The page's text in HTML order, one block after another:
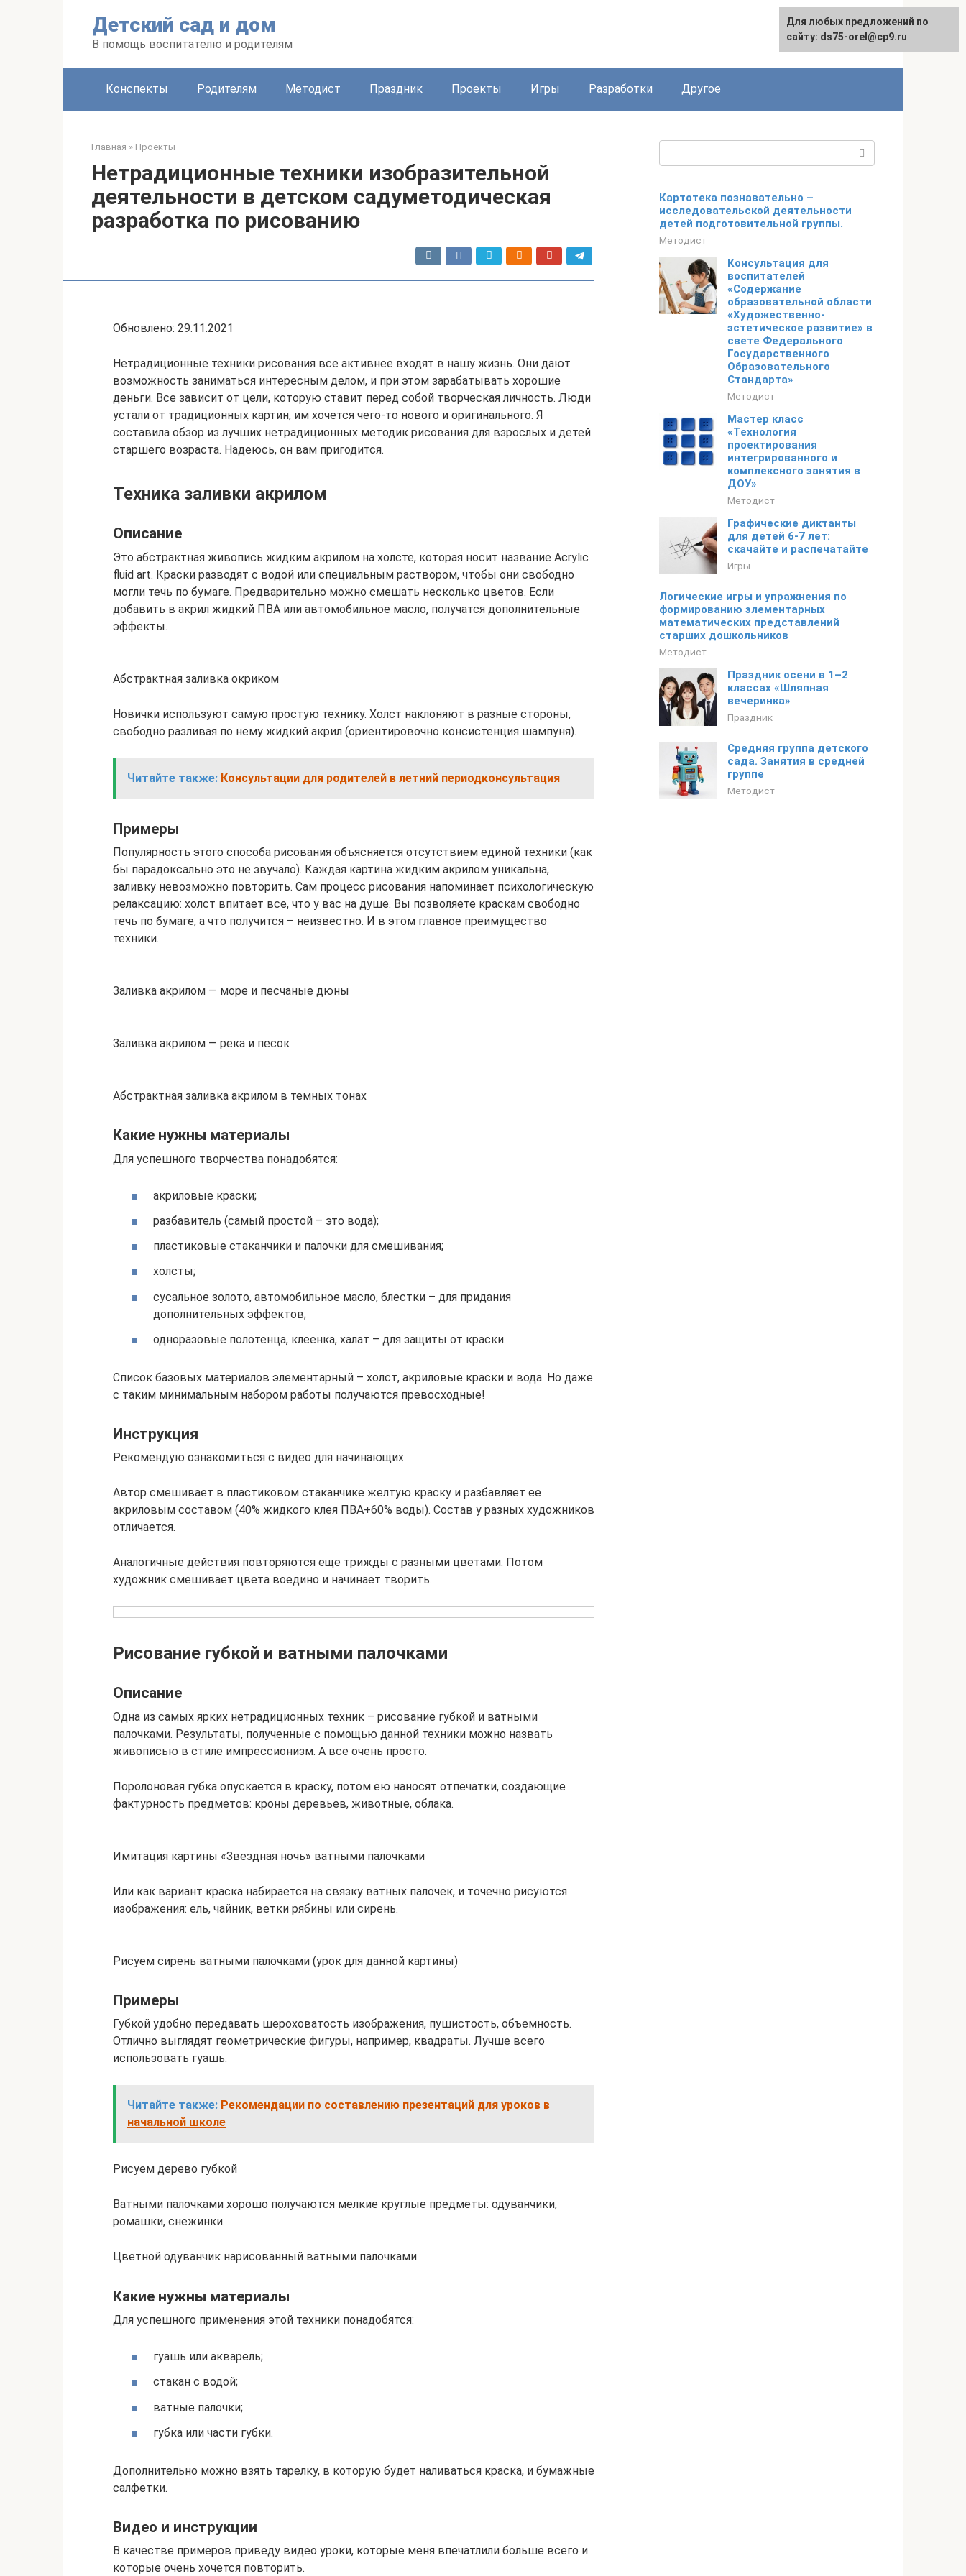
Детский сад и дом
В помощь воспитателю и родителям
Конспекты Родителям Методист Праздник Проекты Игры Разработки Другое
Главная » Проекты
Нетрадиционные техники изобразительной
деятельности в детском садуметодическая
разработка по рисованию
Обновлено: 29.11.2021
Нетрадиционные техники рисования все активнее входят в нашу жизнь. Они дают
возможность заниматься интересным делом, и при этом зарабатывать хорошие
деньги. Все зависит от цели, которую ставит перед собой творческая личность. Люди
устали от традиционных картин, им хочется чего-то нового и оригинального. Я
составила обзор из лучших нетрадиционных методик рисования для взрослых и детей
старшего возраста. Надеюсь, он вам пригодится.
Техника заливки акрилом
Описание
Это абстрактная живопись жидким акрилом на холсте, которая носит название Acrylic
fluid art. Краски разводят с водой или специальным раствором, чтобы они свободно
могли течь по бумаге. Предварительно можно смешать несколько цветов. Если
добавить в акрил жидкий ПВА или автомобильное масло, получатся дополнительные
эффекты.
Абстрактная заливка окриком
Новички используют самую простую технику. Холст наклоняют в разные стороны,
свободно разливая по нему жидкий акрил (ориентировочно консистенция шампуня).
Читайте также: Консультации для родителей в летний периодконсультация
Примеры
Популярность этого способа рисования объясняется отсутствием единой техники (как
бы парадоксально это не звучало). Каждая картина жидким акрилом уникальна,
заливку невозможно повторить. Сам процесс рисования напоминает психологическую
релаксацию: холст впитает все, что у вас на душе. Вы позволяете краскам свободно
течь по бумаге, а что получится – неизвестно. И в этом главное преимущество
техники.
Заливка акрилом — море и песчаные дюны
Заливка акрилом — река и песок
Абстрактная заливка акрилом в темных тонах
Какие нужны материалы
Для успешного творчества понадобятся:
акриловые краски;
разбавитель (самый простой – это вода);
пластиковые стаканчики и палочки для смешивания;
холсты;
сусальное золото, автомобильное масло, блестки – для придания
дополнительных эффектов;
одноразовые полотенца, клеенка, халат – для защиты от краски.
Список базовых материалов элементарный – холст, акриловые краски и вода. Но даже
с таким минимальным набором работы получаются превосходные!
Инструкция
Рекомендую ознакомиться с видео для начинающих
Автор смешивает в пластиковом стаканчике желтую краску и разбавляет ее
акриловым составом (40% жидкого клея ПВА+60% воды). Состав у разных художников
отличается.
Аналогичные действия повторяются еще трижды с разными цветами. Потом
художник смешивает цвета воедино и начинает творить.
Рисование губкой и ватными палочками
Описание
Одна из самых ярких нетрадиционных техник – рисование губкой и ватными
палочками. Результаты, полученные с помощью данной техники можно назвать
живописью в стиле импрессионизм. А все очень просто.
Поролоновая губка опускается в краску, потом ею наносят отпечатки, создающие
фактурность предметов: кроны деревьев, животные, облака.
Имитация картины «Звездная ночь» ватными палочками
Или как вариант краска набирается на связку ватных палочек, и точечно рисуются
изображения: ель, чайник, ветки рябины или сирень.
Рисуем сирень ватными палочками (урок для данной картины)
Примеры
Губкой удобно передавать шероховатость изображения, пушистость, объемность.
Отлично выглядят геометрические фигуры, например, квадраты. Лучше всего
использовать гуашь.
Читайте также: Рекомендации по составлению презентаций для уроков в
начальной школе
Рисуем дерево губкой
Ватными палочками хорошо получаются мелкие круглые предметы: одуванчики,
ромашки, снежинки.
Цветной одуванчик нарисованный ватными палочками
Какие нужны материалы
Для успешного применения этой техники понадобятся:
гуашь или акварель;
стакан с водой;
ватные палочки;
губка или части губки.
Дополнительно можно взять тарелку, в которую будет наливаться краска, и бумажные
салфетки.
Видео и инструкции
В качестве примеров приведу видео уроки, которые меня впечатлили больше всего и
которые очень хочется повторить.
Картотека познавательно –
исследовательской деятельности
детей подготовительной группы.
Методист
Консультация для
воспитателей
«Содержание
образовательной области
«Художественно-
эстетическое развитие» в
свете Федерального
Государственного
Образовательного
Стандарта»
Методист
Мастер класс
«Технология
проектирования
интегрированного и
комплексного занятия в
ДОУ»
Методист
Графические диктанты
для детей 6-7 лет:
скачайте и распечатайте
Игры
Логические игры и упражнения по
формированию элементарных
математических представлений
старших дошкольников
Методист
Праздник осени в 1–2
классах «Шляпная
вечеринка»
Праздник
Средняя группа детского
сада. Занятия в средней
группе
Методист
Для любых предложений по
сайту: ds75-orel@cp9.ru